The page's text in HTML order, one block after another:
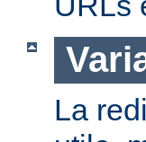
La